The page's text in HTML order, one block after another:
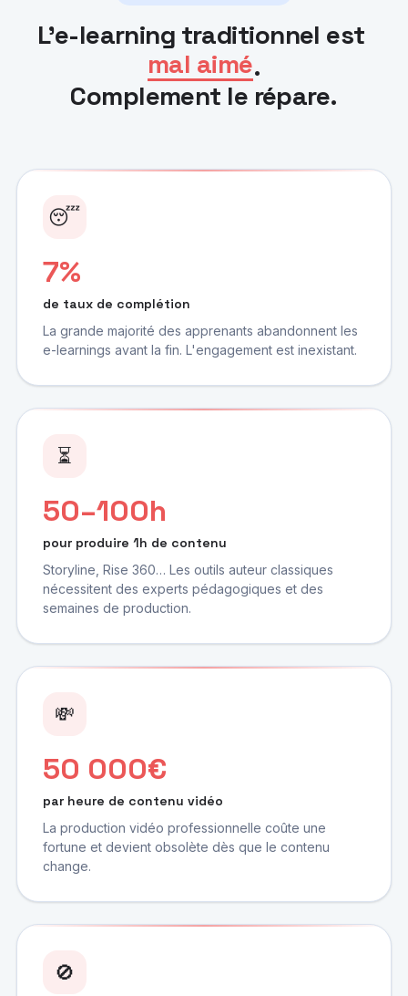
L'e-learning traditionnel est
mal aimé.
Complement le répare.
😴
7%
de taux de complétion
La grande majorité des apprenants abandonnent les
e-learnings avant la fin. L'engagement est inexistant.
⏳
50–100h
pour produire 1h de contenu
Storyline, Rise 360… Les outils auteur classiques
nécessitent des experts pédagogiques et des
semaines de production.
💸
50 000€
par heure de contenu vidéo
La production vidéo professionnelle coûte une
fortune et devient obsolète dès que le contenu
change.
🚫